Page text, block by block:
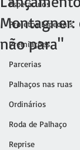
Espetáculos
Projetos Especiais
Premiações
Parcerias
Palhaços nas ruas
Ordinários
Roda de Palhaço
Reprise
Montagner:
não para"